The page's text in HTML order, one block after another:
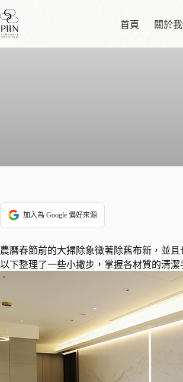
跳
至
主
要
首頁 關於
加入為 Google 偏好來源
農曆春節前的大掃除象徵著除舊布新，並
以下整理了一些小撇步，掌握各材質的清